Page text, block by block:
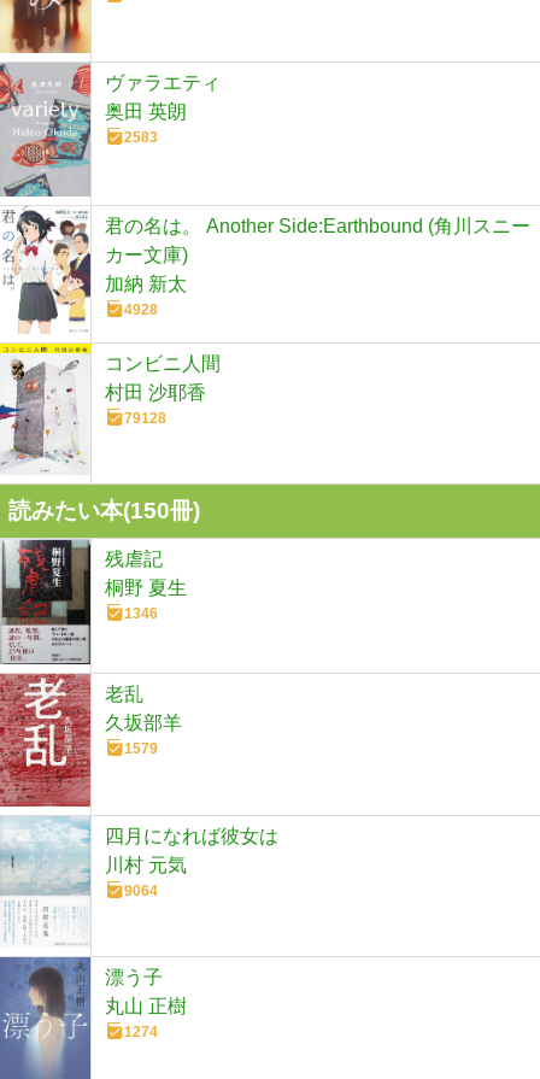
ヴァラエティ
奥田 英朗
2583
君の名は。 Another Side:Earthbound (角川スニー
カー文庫)
加納 新太
4928
コンビニ人間
村田 沙耶香
79128
読みたい本(150冊)
残虐記
桐野 夏生
1346
老乱
久坂部羊
1579
四月になれば彼女は
川村 元気
9064
漂う子
丸山 正樹
1274